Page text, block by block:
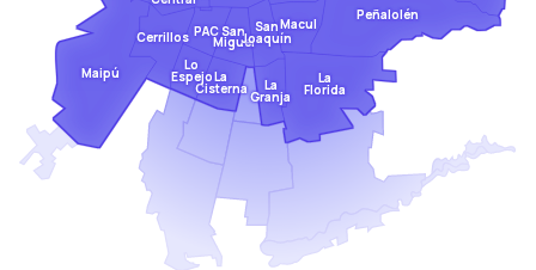
Maipú
Cerrillos
La
Cisterna
Lo
Espejo
PACSan
Miguel
La
Granja
San
Joaquín
Macul
La
Florida
Peñalolén